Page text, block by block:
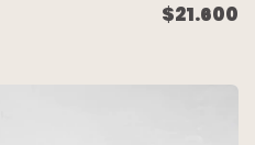
$21.600